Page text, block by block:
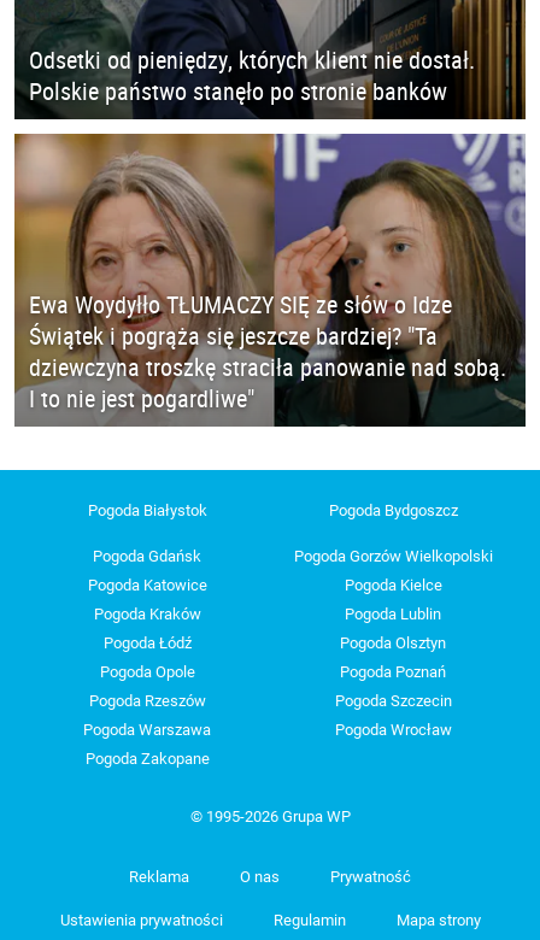
Odsetki od pieniędzy, których klient nie dostał.
Polskie państwo stanęło po stronie banków
Ewa Woydyłło TŁUMACZY SIĘ ze słów o Idze
Świątek i pogrąża się jeszcze bardziej? "Ta
dziewczyna troszkę straciła panowanie nad sobą.
I to nie jest pogardliwe"
Pogoda Białystok Pogoda Bydgoszcz
Pogoda Gdańsk
Pogoda Gorzów Wielkopolski
Pogoda Katowice
Pogoda Kielce
Pogoda Kraków
Pogoda Lublin
Pogoda Łódź
Pogoda Olsztyn
Pogoda Opole
Pogoda Poznań
Pogoda Rzeszów
Pogoda Szczecin
Pogoda Warszawa
Pogoda Wrocław
Pogoda Zakopane
© 1995-2026 Grupa WP
Reklama O nas Prywatność
Ustawienia prywatności Regulamin Mapa strony